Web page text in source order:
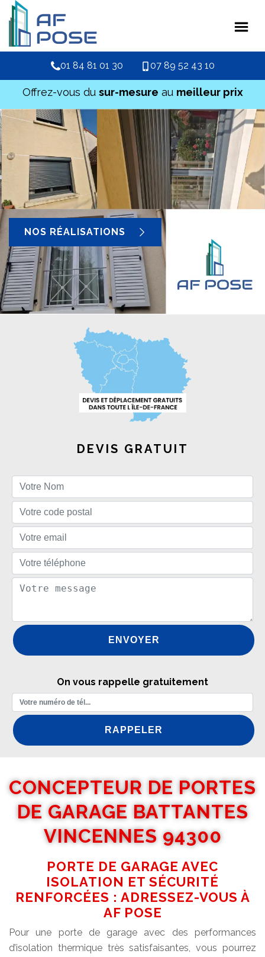
01 84 81 01 30 07 89 52 43 10
Offrez-vous du sur-mesure au meilleur prix
NOS RÉALISATIONS
DEVIS GRATUIT
On vous rappelle gratuitement
CONCEPTEUR DE PORTES
DE GARAGE BATTANTES
VINCENNES 94300
PORTE DE GARAGE AVEC
ISOLATION ET SÉCURITÉ
RENFORCÉES : ADRESSEZ-VOUS À
AF POSE
Pour une porte de garage avec des performances
d’isolation thermique très satisfaisantes, vous pourrez